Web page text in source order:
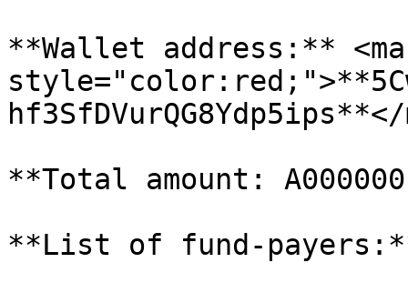
**Wallet address:**
**Total amount:
**List of fund-